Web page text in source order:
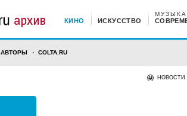
КИНО ИСКУССТВО
МУЗЫКА
АВТОРЫ COLTA.RU
НОВОСТИ